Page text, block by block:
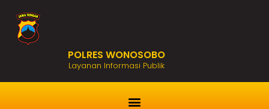
POLRES WONOSOBO
Layanan Informasi Publik